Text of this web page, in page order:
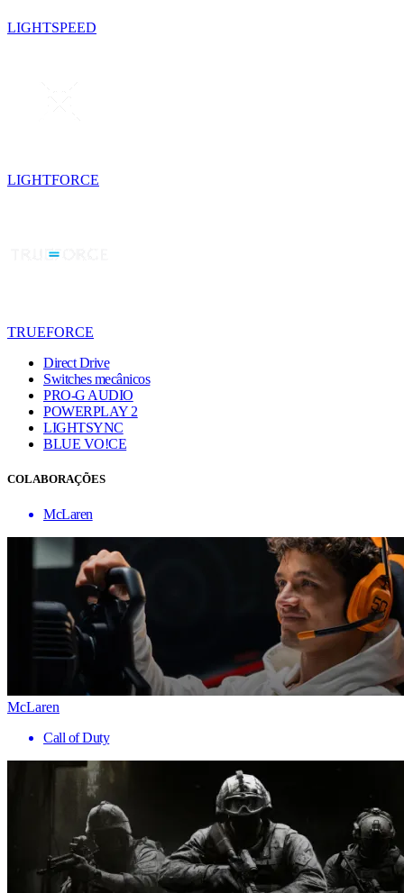
LIGHTSPEED
LIGHTFORCE
TRUEFORCE
Direct Drive
Switches mecânicos
PRO-G AUDIO
POWERPLAY 2
LIGHTSYNC
BLUE VO!CE
COLABORAÇÕES
McLaren
McLaren
Call of Duty